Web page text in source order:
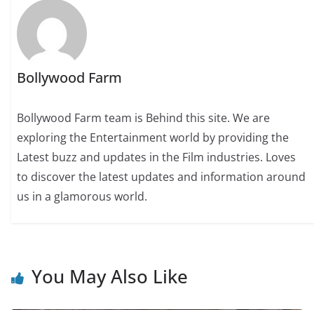
Bollywood Farm
Bollywood Farm team is Behind this site. We are
exploring the Entertainment world by providing the
Latest buzz and updates in the Film industries. Loves
to discover the latest updates and information around
us in a glamorous world.
You May Also Like